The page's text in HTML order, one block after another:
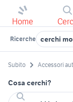
Home
Ricerche cerchi
Subito Accessori
Cosa cerchi?